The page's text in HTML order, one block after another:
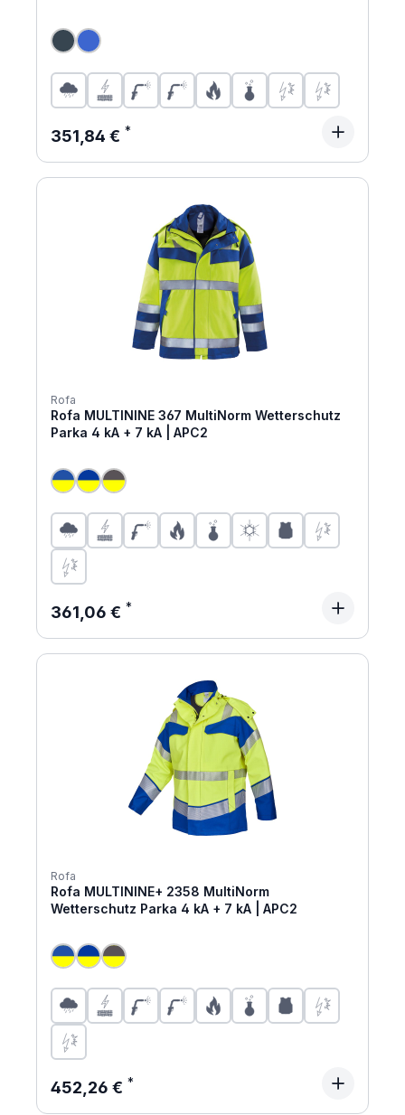
Regulärer Preis:
351,84 €
Rofa
Rofa MULTININE 367 MultiNorm Wetterschutz
Parka 4 kA + 7 kA | APC2
Regulärer Preis:
361,06 €
Rofa
Rofa MULTININE+ 2358 MultiNorm
Wetterschutz Parka 4 kA + 7 kA | APC2
Regulärer Preis:
452,26 €